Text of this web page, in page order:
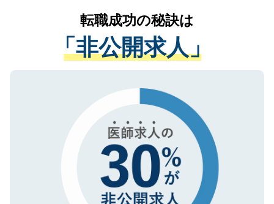
は、個人情報の取り扱いについての厳密な
管理基準を満たした事業者のみに付与され
る、プライバシーマークを取得済みです。
ご登録いただいた個人情報は、SSL（デー
で、機密保持に関してもご安心ください。
かがいして、現在の医療機関の状況や紹介
経験をまじえながら、適切なアドバイスを
させていただきます。すぐにご転職をされ
ない方には、長期的なサポートが可能です
ので、まずはご登録ください。
転職成功の秘訣は
「非公開求人」